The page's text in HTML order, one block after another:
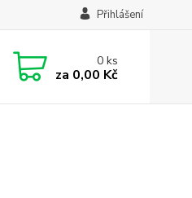
Přihlášení
0ks
za 0,00 Kč